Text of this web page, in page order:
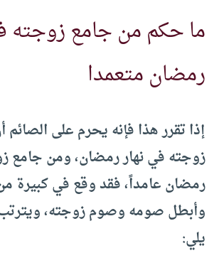
ما حكم من جامع زوجته
رمضان متعمدا
إذا تقرر هذا فإنه يحرم على الصائم
زوجته في نهار رمضان، ومن جامع
رمضان عامداً، فقد وقع في كبيرة
وأبطل صومه وصوم زوجته،
يلي: